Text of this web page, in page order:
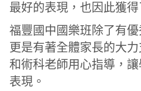
最好的表現，也因此獲得
福豐國中國樂班除了有優
更是有著全體家長的大
和術科老師用心指導，
表現。